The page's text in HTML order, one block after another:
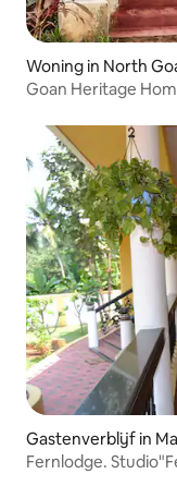
Woning in North
Goan Heritage
Gastenverblijf in